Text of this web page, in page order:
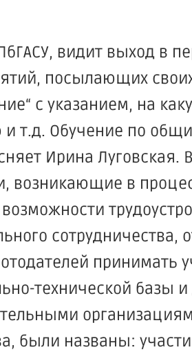
видит выход в
посылающих
с указанием, на
т.д. Обучение по
Ирина Луговская.
возникающие в
сотрудничества,
принимать
технической базы
были названы: